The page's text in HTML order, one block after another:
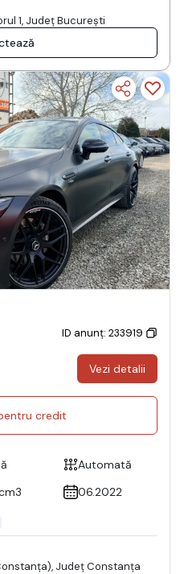
1, Județ București
ID anunț: 233919
Vezi detalii
credit
Automată
06.2022
Județ Constanţa